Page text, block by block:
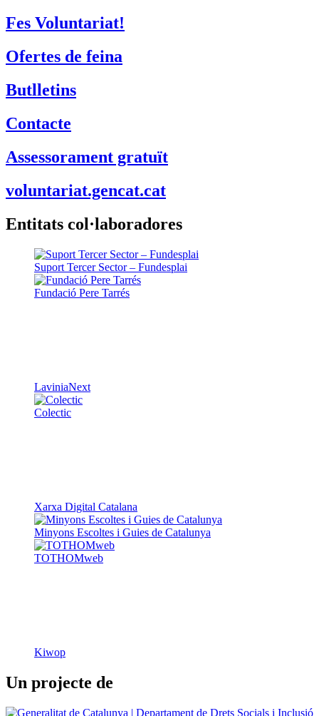
Fes Voluntariat!
Ofertes de feina
Butlletins
Contacte
Assessorament gratuït
voluntariat.gencat.cat
Entitats col·laboradores
Suport Tercer Sector – Fundesplai
Fundació Pere Tarrés
LaviniaNext
Colectic
Xarxa Digital Catalana
Minyons Escoltes i Guies de Catalunya
TOTHOMweb
Kiwop
Un projecte de